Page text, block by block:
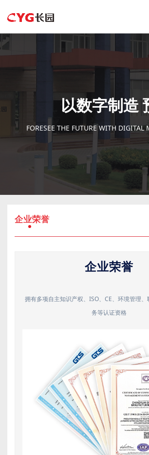
以数字制造
FORESEE THE FUTURE WITH
企业荣誉
企业荣誉
拥有多项自主知识产权、ISO、CE、环境管理
务等认证资格